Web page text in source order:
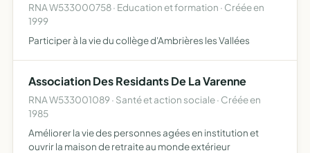
RNA W533000758 · Education et formation · Créée en
1999
Participer à la vie du collège d'Ambrières les Vallées
Association Des Residants De La Varenne
RNA W533001089 · Santé et action sociale · Créée en
1985
Améliorer la vie des personnes agées en institution et
ouvrir la maison de retraite au monde extérieur